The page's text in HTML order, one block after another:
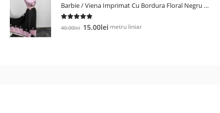
fost:
19.00lei.
9.00lei.
Barbie / Viena Imprimat Cu Bordura Floral Negru / Roz
out of 5
40.00lei Prețul
15.00lei Prețul
metru liniar